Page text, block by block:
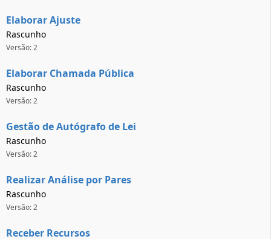
Elaborar Ajuste
Rascunho
Versão: 2
Elaborar Chamada Pública
Rascunho
Versão: 2
Gestão de Autógrafo de Lei
Rascunho
Versão: 2
Realizar Análise por Pares
Rascunho
Versão: 2
Receber Recursos